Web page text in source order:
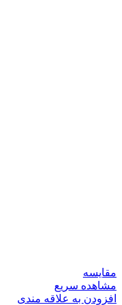
مقایسه
مشاهده سریع
افزودن به علاقه مندی